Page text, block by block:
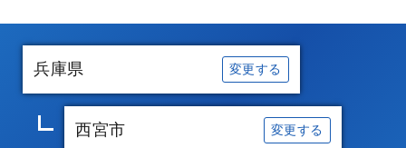
兵庫県 変更する
西宮市 変更する